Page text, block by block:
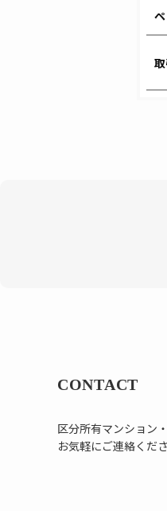
CONTACT
区分所有マンション
お気軽にご連絡くださ